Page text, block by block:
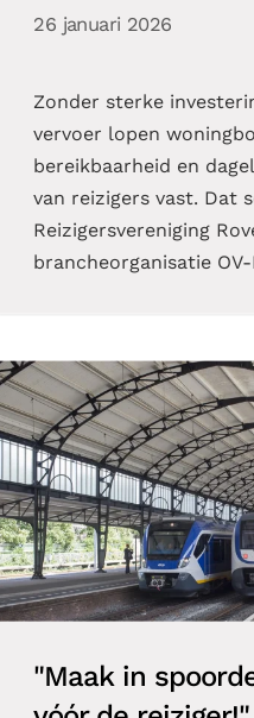
26 januari 2026
Zonder sterke
vervoer lopen
bereikbaarheid en
van reizigers vast. Dat
Reizigersvereniging
brancheorganisatie
"Maak in